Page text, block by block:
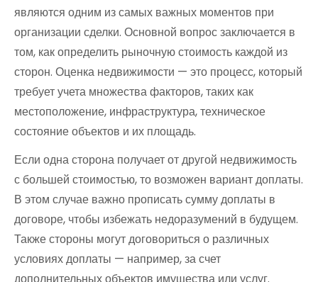
являются одним из самых важных моментов при
организации сделки. Основной вопрос заключается в
том, как определить рыночную стоимость каждой из
сторон. Оценка недвижимости — это процесс, который
требует учета множества факторов, таких как
местоположение, инфраструктура, техническое
состояние объектов и их площадь.
Если одна сторона получает от другой недвижимость
с большей стоимостью, то возможен вариант доплаты.
В этом случае важно прописать сумму доплаты в
договоре, чтобы избежать недоразумений в будущем.
Также стороны могут договориться о различных
условиях доплаты — например, за счет
дополнительных объектов имущества или услуг.